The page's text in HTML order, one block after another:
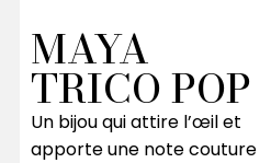
MAYA
TRICO POP
Un bijou qui attire l’œil et
apporte une note couture